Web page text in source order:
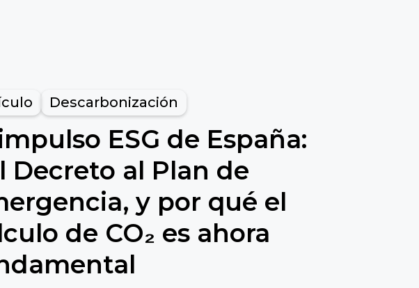
Descarbonización
ESG de España:
Decreto al Plan de
y por qué el
de CO₂ es ahora